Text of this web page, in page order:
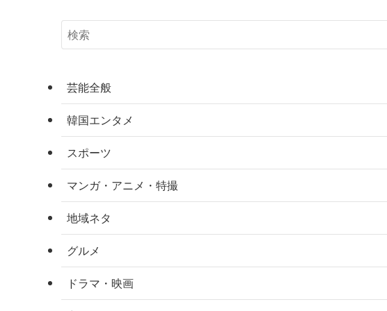
芸能全般
韓国エンタメ
スポーツ
マンガ・アニメ・特撮
地域ネタ
グルメ
ドラマ・映画